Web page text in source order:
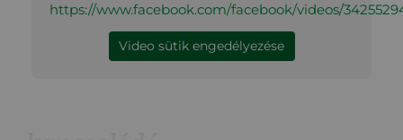
https://www.facebook.com/facebook/videos/
Video sütik engedélyezése